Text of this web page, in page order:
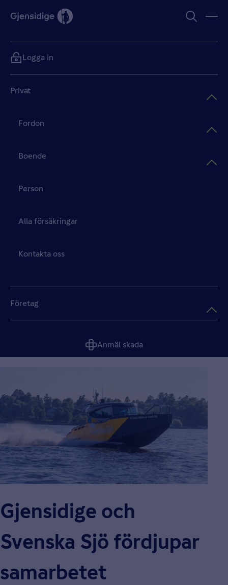
Privat
Fordon
Boende
Person
Alla försäkringar
Kontakta oss
Företag
Anmäl skada
Logga in
Gjensidige och
Svenska Sjö fördjupar
samarbetet